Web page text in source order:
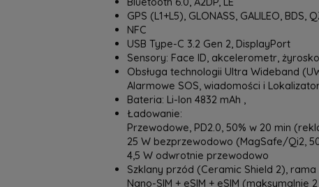
GPS (L1+L5), GLONASS, GALILEO, BDS,
NFC
USB Type-C 3.2 Gen 2, DisplayPort
Sensory: Face ID, akcelerometr,
Obsługa technologii Ultra Wideband
Alarmowe SOS, wiadomości i
Bateria: Li-Ion 4832 mAh ,
Ładowanie:
Przewodowe, PD2.0, 50% w 20 min
25 W bezprzewodowo (MagSafe/Qi2,
4,5 W odwrotnie przewodowo
Szklany przód (Ceramic Shield 2),
Nano-SIM + eSIM + eSIM (maksymalnie